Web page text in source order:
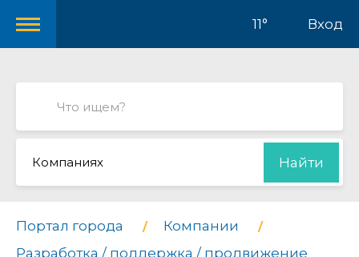
11° Вход
Компаниях Найти
Портал города
Компании
Разработка / поддержка / продвижение